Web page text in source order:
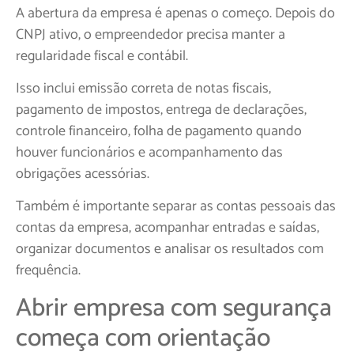
A abertura da empresa é apenas o começo. Depois do
CNPJ ativo, o empreendedor precisa manter a
regularidade fiscal e contábil.
Isso inclui emissão correta de notas fiscais,
pagamento de impostos, entrega de declarações,
controle financeiro, folha de pagamento quando
houver funcionários e acompanhamento das
obrigações acessórias.
Também é importante separar as contas pessoais das
contas da empresa, acompanhar entradas e saídas,
organizar documentos e analisar os resultados com
frequência.
Abrir empresa com segurança
começa com orientação